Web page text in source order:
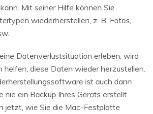
Mit seiner Hilfe können Sie
wiederherstellen, z. B. Fotos,
Datenverlustsituation erleben, wird
helfen, diese Daten wieder herzustellen.
ist auch dann
nie ein Backup Ihres Geräts erstellt
jetzt, wie Sie die Mac-Festplatte